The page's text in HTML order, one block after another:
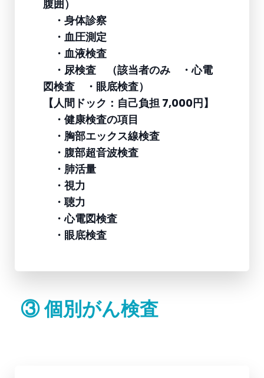
腹囲）
・身体診察
・血圧測定
・血液検査
・尿検査 （該当者のみ ・心電
図検査 ・眼底検査）
【人間ドック：自己負担 7,000円】
・健康検査の項目
・胸部エックス線検査
・腹部超音波検査
・肺活量
・視力
・聴力
・心電図検査
・眼底検査
③ 個別がん検査